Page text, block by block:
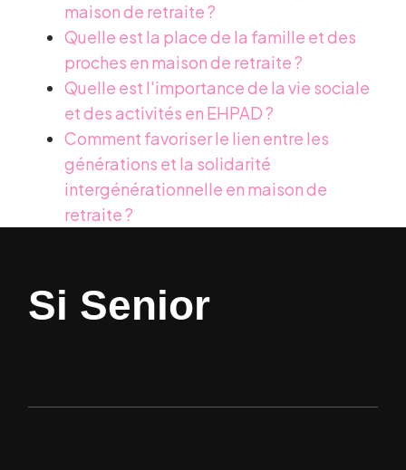
maison de retraite ?
Quelle est la place de la famille et des
proches en maison de retraite ?
Quelle est l'importance de la vie sociale
et des activités en EHPAD ?
Comment favoriser le lien entre les
générations et la solidarité
intergénérationnelle en maison de
retraite ?
Si Senior